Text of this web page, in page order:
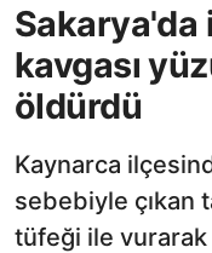
Sakarya'da
kavgası
öldürdü
Kaynarca
sebebiyle çıkan
tüfeği ile